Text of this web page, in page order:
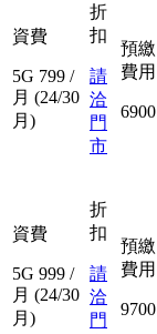
資費
5G 799 /
月 (24/30
月)
折
扣
請
洽
門
市
預繳
費用
6900
資費
5G 999 /
月 (24/30
月)
折
扣
請
洽
門
預繳
費用
9700